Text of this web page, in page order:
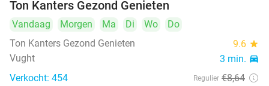
Ton Kanters Gezond Genieten
Vandaag Morgen Ma Di Wo
Do
Ton Kanters Gezond Genieten
9.6 star
Vught 3 min. directions_car
Verkocht: 454 Regulier €8,64